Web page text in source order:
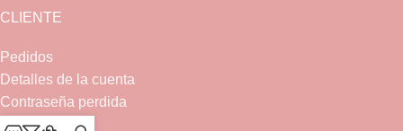
CLIENTE
Pedidos
Detalles de la cuenta
Contraseña perdida